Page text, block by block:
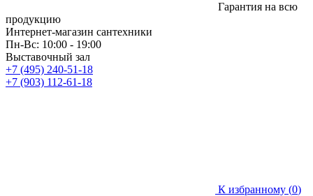
Гарантия на всю
продукцию
Интернет-магазин сантехники
Пн-Вс: 10:00 - 19:00
Выставочный зал
+7 (495) 240-51-18
+7 (903) 112-61-18
К избранному (0)